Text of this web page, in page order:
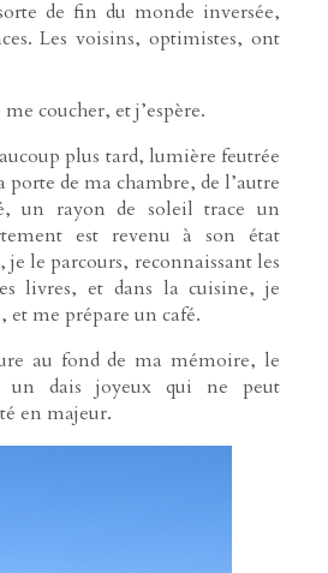
de fin du monde inversée,
Les voisins, optimistes, ont
coucher, et j’espère.
plus tard, lumière feutrée
porte de ma chambre, de l’autre
un rayon de soleil trace un
est revenu à son état
le parcours, reconnaissant les
livres, et dans la cuisine, je
et me prépare un café.
au fond de ma mémoire, le
un dais joyeux qui ne peut
en majeur.